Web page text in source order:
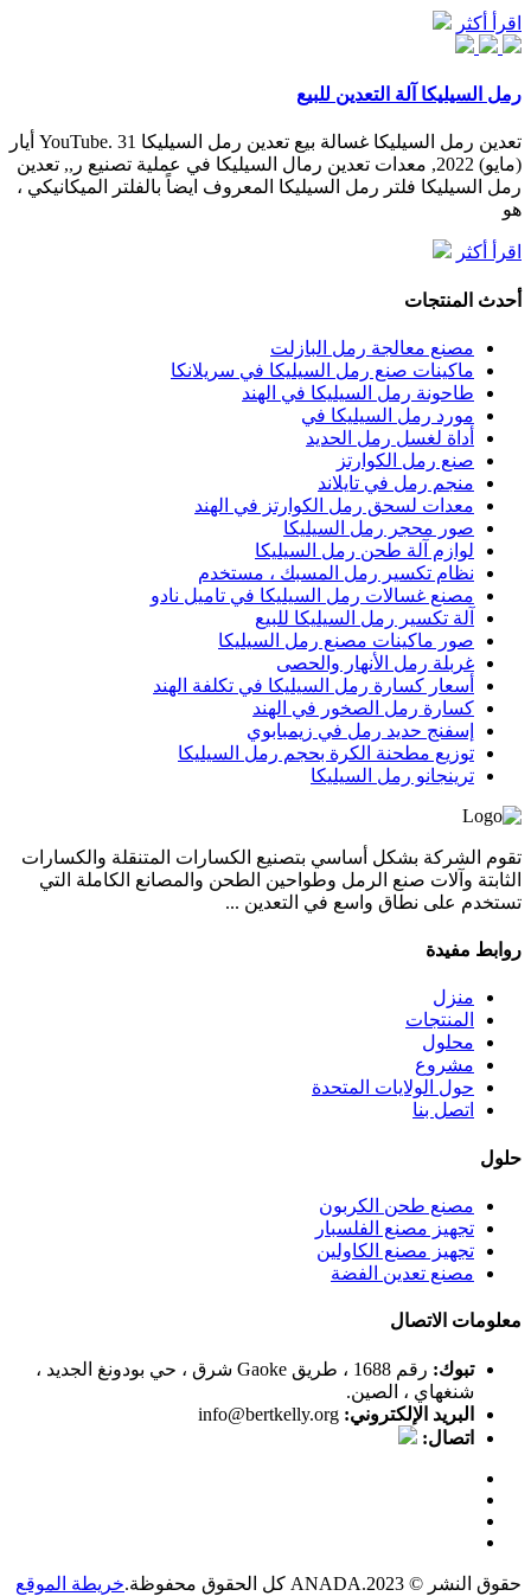
اقرأ أكثر
رمل السيليكا آلة التعدين للبيع
تعدين رمل السيليكا غسالة بيع تعدين رمل السيليكا YouTube. 31 أيار
(مايو) 2022, معدات تعدين رمال السيليكا في عملية تصنيع ر,, تعدين
رمل السيليكا فلتر رمل السيليكا المعروف ايضاً بالفلتر الميكانيكي ،
هو
اقرأ أكثر
أحدث المنتجات
مصنع معالجة رمل البازلت
ماكينات صنع رمل السيليكا في سريلانكا
طاحونة رمل السيليكا في الهند
مورد رمل السيليكا في
أداة لغسل رمل الحديد
صنع رمل الكوارتز
منجم رمل في تايلاند
معدات لسحق رمل الكوارتز في الهند
صور محجر رمل السيليكا
لوازم آلة طحن رمل السيليكا
نظام تكسير رمل المسبك ، مستخدم
مصنع غسالات رمل السيليكا في تاميل نادو
آلة تكسير رمل السيليكا للبيع
صور ماكينات مصنع رمل السيليكا
غربلة رمل الأنهار والحصى
أسعار كسارة رمل السيليكا في تكلفة الهند
كسارة رمل الصخور في الهند
إسفنج حديد رمل في زيمبابوي
توزيع مطحنة الكرة بحجم رمل السيليكا
ترينجانو رمل السيليكا
تقوم الشركة بشكل أساسي بتصنيع الكسارات المتنقلة والكسارات
الثابتة وآلات صنع الرمل وطواحين الطحن والمصانع الكاملة التي
تستخدم على نطاق واسع في التعدين ...
روابط مفيدة
منزل
المنتجات
محلول
مشروع
حول الولايات المتحدة
اتصل بنا
حلول
مصنع طحن الكربون
تجهيز مصنع الفلسبار
تجهيز مصنع الكاولين
مصنع تعدين الفضة
معلومات الاتصال
تبوك:
رقم 1688 ، طريق Gaoke شرق ، حي بودونغ الجديد ،
شنغهاي ، الصين.
البريد الإلكتروني: info@bertkelly.org
اتصال:
حقوق النشر © 2023.ANADA كل الحقوق محفوظة. خريطة الموقع